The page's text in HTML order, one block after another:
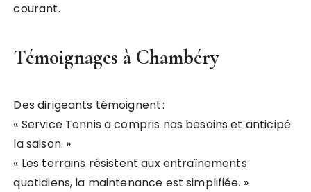
courant.
Témoignages à Chambéry
Des dirigeants témoignent :
« Service Tennis a compris nos besoins et anticipé
la saison. »
« Les terrains résistent aux entraînements
quotidiens, la maintenance est simplifiée. »